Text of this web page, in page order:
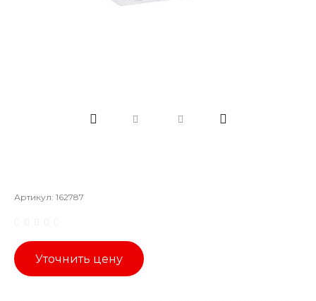
Артикул: 162787
Уточнить цену